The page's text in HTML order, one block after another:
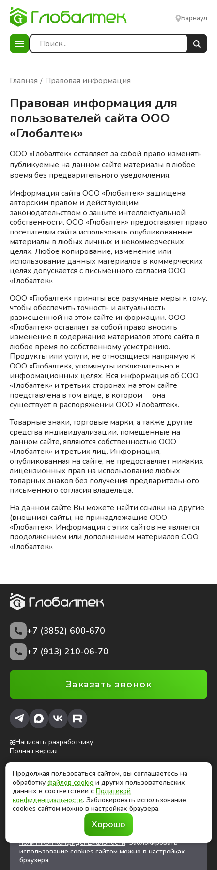
Барнаул
Главная Правовая информация
Правовая информация для
пользователей сайта ООО
«Глобалтек»
ООО «Глобалтек» оставляет за собой право изменять
публикуемые на данном сайте материалы в любое
время без предварительного уведомления.
Информация сайта ООО «Глобалтек» защищена
авторским правом и действующим
законодательством о защите интеллектуальной
собственности. ООО «Глобалтек» предоставляет право
посетителям сайта использовать опубликованные
материалы в любых личных и некоммерческих
целях. Любое копирование, изменение или
использование данных материалов в коммерческих
целях допускается с письменного согласия ООО
«Глобалтек».
ООО «Глобалтек» приняты все разумные меры к тому,
чтобы обеспечить точность и актуальность
размещенной на этом сайте информации. ООО
«Глобалтек» оставляет за собой право вносить
изменение в содержание материалов этого сайта в
любое время по собственному усмотрению.
Продукты или услуги, не относящиеся напрямую к
ООО «Глобалтек», упомянуты исключительно в
информационных целях. Вся информация об ООО
«Глобалтек» и третьих сторонах на этом сайте
представлена в том виде, в котором она
существует в распоряжении ООО «Глобалтек».
Товарные знаки, торговые марки, а также другие
средства индивидуализации, помещенные на
данном сайте, являются собственностью ООО
«Глобалтек» и третьих лиц. Информация,
опубликованная на сайте, не предоставляет никаких
лицензионных прав на использование любых
товарных знаков без получения предварительного
письменного согласия владельца.
На данном сайте Вы можете найти ссылки на другие
(внешние) сайты, не принадлежащие ООО
«Глобалтек». Информация с этих сайтов не является
продолжением или дополнением материалов ООО
«Глобалтек».
+7 (3852) 600-670
+7 (913) 210-06-70
Заказать звонок
Написать разработчику
Полная версия
ⓒ Глобалтек, 2026
Цены на сайте не являются публичной офертой
Продолжая использовать сайт, вы соглашаетесь на
файлов cookiesи других
пользовательских данных в соответствии с
политикой конфиденциальности. Заблокировать
использование cookies сайтом можно в настройках
браузера.
Продолжая пользоваться сайтом, вы соглашаетесь на
обработкуфайлов cookie и других пользовательских
данных в соответствии сПолитикой
конфиденциальности. Заблокировать использование
cookies сайтом можно в настройках браузера.
Хорошо